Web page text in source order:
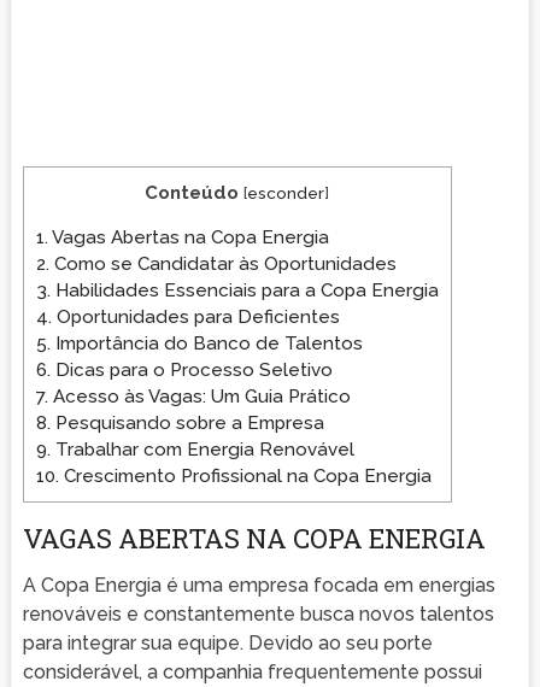
Conteúdo [esconder]
1. Vagas Abertas na Copa Energia
2. Como se Candidatar às Oportunidades
3. Habilidades Essenciais para a Copa Energia
4. Oportunidades para Deficientes
5. Importância do Banco de Talentos
6. Dicas para o Processo Seletivo
7. Acesso às Vagas: Um Guia Prático
8. Pesquisando sobre a Empresa
9. Trabalhar com Energia Renovável
10. Crescimento Profissional na Copa Energia
VAGAS ABERTAS NA COPA ENERGIA
A Copa Energia é uma empresa focada em energias
renováveis e constantemente busca novos talentos
para integrar sua equipe. Devido ao seu porte
considerável, a companhia frequentemente possui